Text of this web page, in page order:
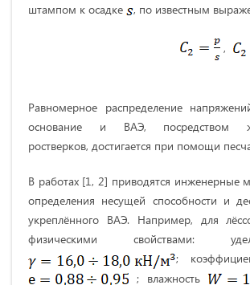
штампом к осадке
, по известным
,
Равномерное распределение
основание и ВАЭ, посредством
ростверков, достигается при помощи
В работах [1, 2] приводятся инженерные
определения несущей способности и
укреплённого ВАЭ. Например, для
физическими свойствами:
;
; влажность